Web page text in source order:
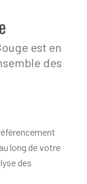
est en
des
long de votre
des